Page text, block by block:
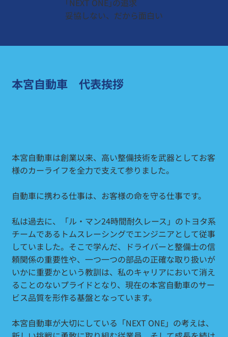
｢NEXT ONE｣の追求
妥協しない、だから面白い
本宮自動車 代表挨拶
本宮自動車は創業以来、高い整備技術を武器としてお客
様のカーライフを全力で支えて参りました。
自動車に携わる仕事は、お客様の命を守る仕事です。
私は過去に、「ル・マン24時間耐久レース」のトヨタ系
チームであるトムスレーシングでエンジニアとして従事
していました。そこで学んだ、ドライバーと整備士の信
頼関係の重要性や、一つ一つの部品の正確な取り扱いが
いかに重要かという教訓は、私のキャリアにおいて消え
ることのないプライドとなり、現在の本宮自動車のサー
ビス品質を形作る基盤となっています。
本宮自動車が大切にしている「NEXT ONE」の考えは、